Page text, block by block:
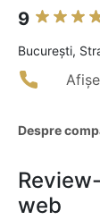
9
Bucureşti,
Despre
web